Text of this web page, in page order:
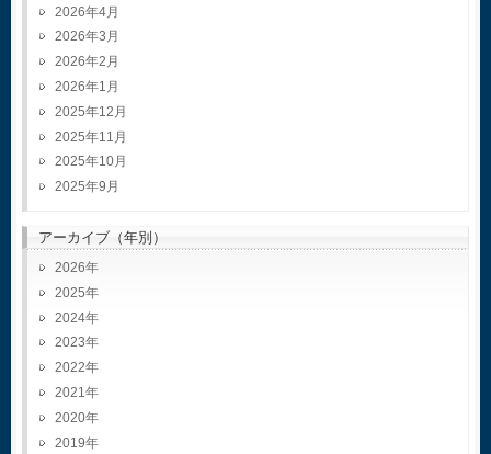
2026年4月
2026年3月
2026年2月
2026年1月
2025年12月
2025年11月
2025年10月
2025年9月
アーカイブ（年別）
2026
2025
2024
2023
2022
2021
2020
2019